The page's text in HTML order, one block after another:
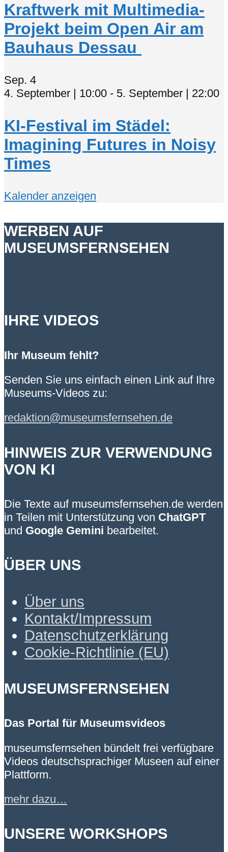
Kraftwerk mit Multimedia-
Projekt beim Open Air am
Bauhaus Dessau
Sep. 4
4. September | 10:00 - 5. September | 22:00
KI-Festival im Städel:
Imagining Futures in Noisy
Times
Kalender anzeigen
WERBEN AUF
MUSEUMSFERNSEHEN
IHRE VIDEOS
Ihr Museum fehlt?
Senden Sie uns einfach einen Link auf Ihre
Museums-Videos zu:
redaktion@museumsfernsehen.de
HINWEIS ZUR VERWENDUNG
VON KI
Die Texte auf museumsfernsehen.de werden
in Teilen mit Unterstützung von ChatGPT
und Google Gemini bearbeitet.
ÜBER UNS
Über uns
Kontakt/Impressum
Datenschutzerklärung
Cookie-Richtlinie (EU)
MUSEUMSFERNSEHEN
Das Portal für Museumsvideos
museumsfernsehen bündelt frei verfügbare
Videos deutschsprachiger Museen auf einer
Plattform.
mehr dazu…
UNSERE WORKSHOPS